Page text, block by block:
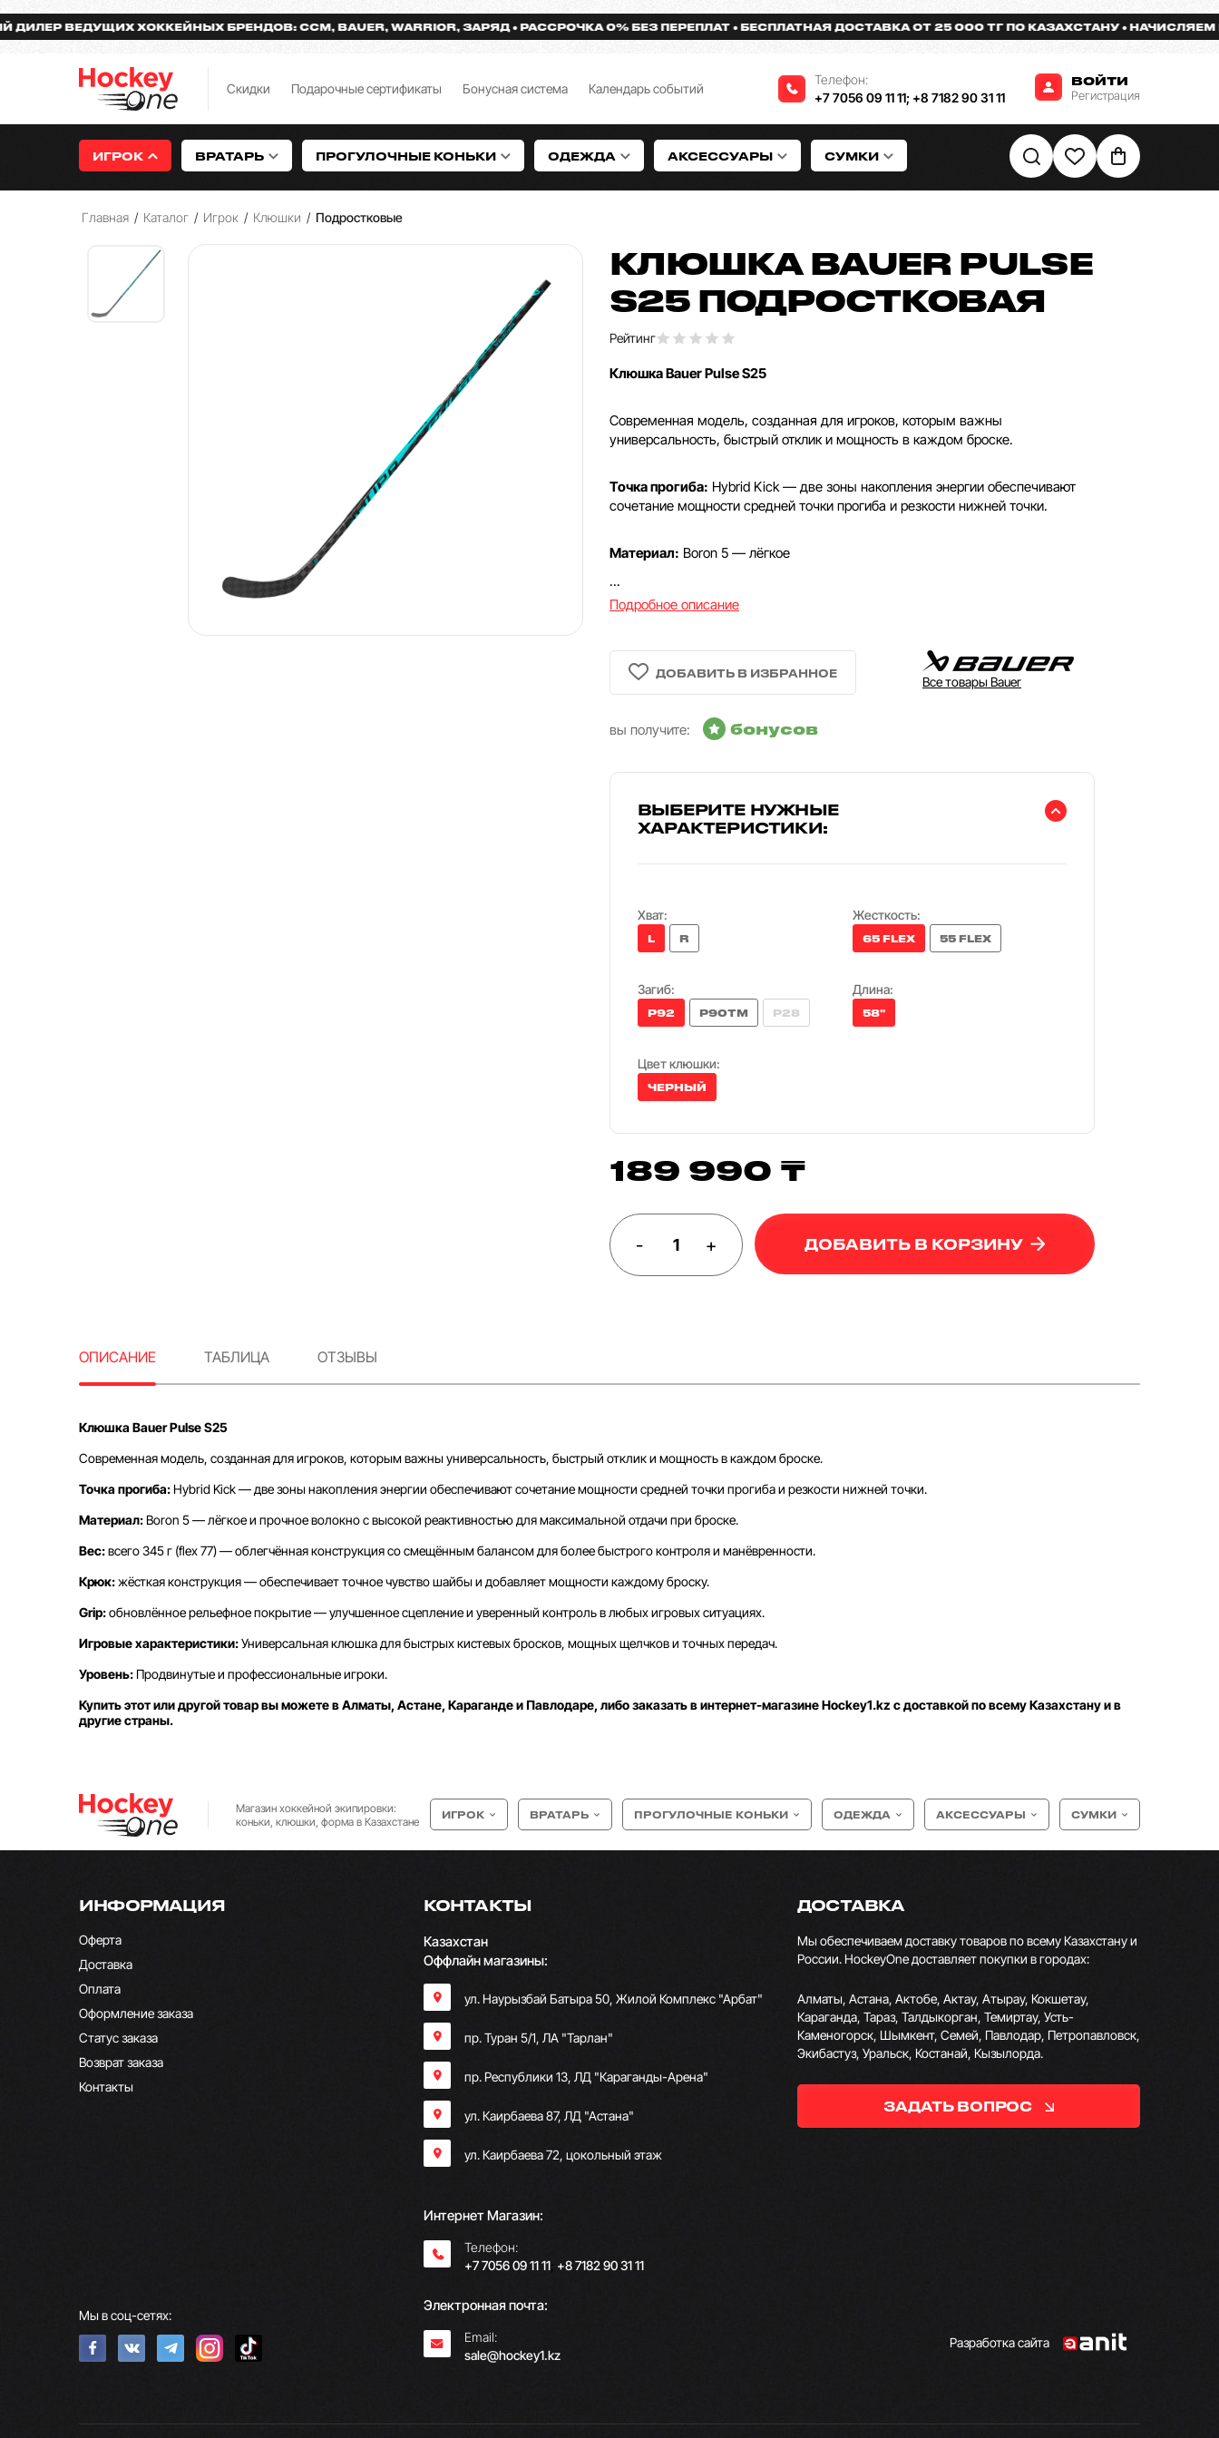
ВЕДУЩИХ ХОККЕЙНЫХ БРЕНДОВ: CCM, BAUER, WARRIOR, ЗАРЯД РАССРОЧКА 0% БЕЗ ПЕРЕПЛАТ БЕСПЛАТНАЯ ДОСТАВКА ОТ 25 000 ТГ ПО КАЗАХСТАНУ НАЧИСЛЯЕМ
Скидки Подарочные сертификаты Бонусная система Календарь событий
Телефон:
+7 7056 09 11 11; +8 7182 90 31 11
ВОЙТИ
Регистрация
ИГРОК ВРАТАРЬ ПРОГУЛОЧНЫЕ КОНЬКИ ОДЕЖДА АКСЕССУАРЫ СУМКИ
Главная / Каталог / Игрок / Клюшки / Подростковые
КЛЮШКА BAUER PULSE
S25 ПОДРОСТКОВАЯ
Рейтинг
Клюшка Bauer Pulse S25
Современная модель, созданная для игроков, которым важны
универсальность, быстрый отклик и мощность в каждом броске.
Точка прогиба: Hybrid Kick — две зоны накопления энергии обеспечивают
сочетание мощности средней точки прогиба и резкости нижней точки.
Материал: Boron 5 — лёгкое
...
Подробное описание
Все товары Bauer
вы получите: бонусов
ВЫБЕРИТЕ НУЖНЫЕ
ХАРАКТЕРИСТИКИ:
Хват:
L R
Жесткость:
65 FLEX 55 FLEX
Загиб:
P92 P90TM P28
Длина:
58"
Цвет клюшки:
ЧЕРНЫЙ
189 990 ₸
- + ДОБАВИТЬ В КОРЗИНУ
ОПИСАНИЕ ТАБЛИЦА ОТЗЫВЫ
Клюшка Bauer Pulse S25
Современная модель, созданная для игроков, которым важны универсальность, быстрый отклик и мощность в каждом броске.
Точка прогиба:Hybrid Kick — две зоны накопления энергии обеспечивают сочетание мощности средней точки прогиба и резкости нижней точки.
Материал:Boron 5 — лёгкое и прочное волокно с высокой реактивностью для максимальной отдачи при броске.
Вес:всего 345 г (flex 77) — облегчённая конструкция со смещённым балансом для более быстрого контроля и манёвренности.
Крюк:жёсткая конструкция — обеспечивает точное чувство шайбы и добавляет мощности каждому броску.
Grip:обновлённое рельефное покрытие — улучшенное сцепление и уверенный контроль в любых игровых ситуациях.
Игровые характеристики:Универсальная клюшка для быстрых кистевых бросков, мощных щелчков и точных передач.
Уровень: Продвинутые и профессиональные игроки.
Купить этот или другой товар вы можете в Алматы, Астане, Караганде и Павлодаре, либо заказать в интернет-магазине Hockey1.kz с доставкой по всему Казахстану и в
другие страны.
Магазин хоккейной экипировки:
коньки, клюшки, форма в Казахстане
ИГРОК ВРАТАРЬ ПРОГУЛОЧНЫЕ КОНЬКИ ОДЕЖДА АКСЕССУАРЫ СУМКИ
ИНФОРМАЦИЯ
Оферта
Доставка
Оплата
Оформление заказа
Статус заказа
Возврат заказа
Контакты
Мы в соц-сетях:
КОНТАКТЫ
Казахстан
Оффлайн магазины:
ул. Наурызбай Батыра 50, Жилой Комплекс "Арбат"
пр. Туран 5/1, ЛА "Тарлан"
пр. Республики 13, ​ЛД "Караганды-Арена"
ул. Каирбаева 87, ЛД "Астана"
ул. Каирбаева 72, цокольный этаж
Интернет Магазин:
Телефон:
+7 7056 09 11 11; +8 7182 90 31 11
Электронная почта:
Email:
sale@hockey1.kz
ДОСТАВКА
Мы обеспечиваем доставку товаров по всему Казахстану и
России. HockeyOne доставляет покупки в городах:
Алматы, Астана, Актобе, Актау, Атырау, Кокшетау,
Караганда, Тараз, Талдыкорган, Темиртау, Усть-
Каменогорск, Шымкент, Семей, Павлодар, Петропавловск,
Экибастуз, Уральск, Костанай, Кызылорда.
ЗАДАТЬ ВОПРОС
Разработка сайта